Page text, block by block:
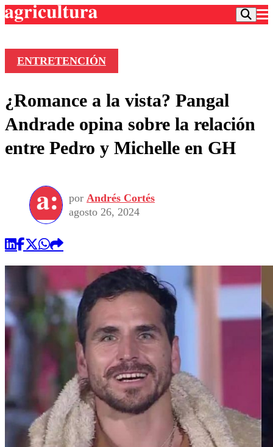
Frecuencias
Agricultura TV
Deportes
Colo Colo
Seleccion Chilena
Torneo Internacional
Universidad de Chile
Entretención
Economía
Internacional
Sustentabilidad
Publicaciones en medios
Opinión
ENTRETENCIÓN
¿Romance a la vista? Pangal
Andrade opina sobre la relación
entre Pedro y Michelle en GH
por Andrés Cortés
agosto 26, 2024